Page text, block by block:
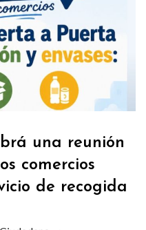
una reunión
comercios
de recogida